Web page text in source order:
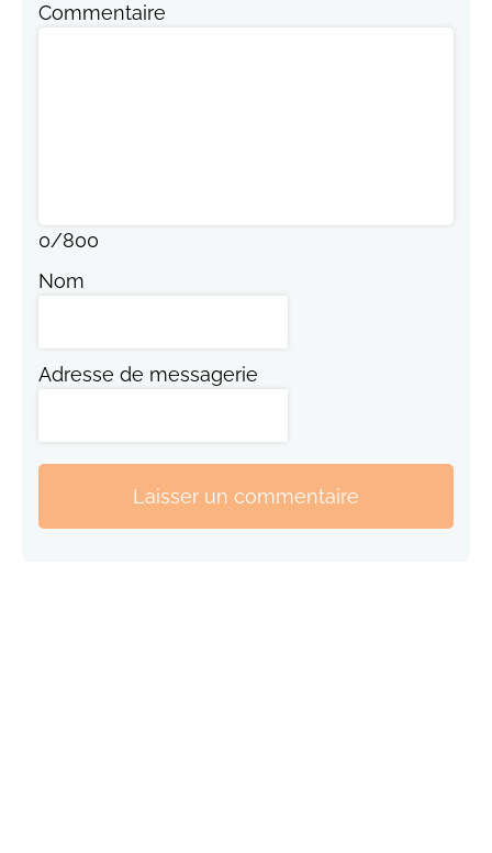
Commentaire
0/800
Nom
Adresse de messagerie
Laisser un commentaire